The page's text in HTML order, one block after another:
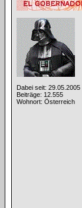
Dabei seit: 29.05.2005
Beiträge: 12.555
Wohnort: Österreich